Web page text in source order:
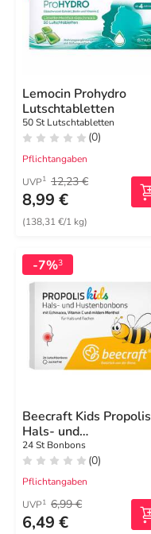
Lemocin Prohydro
Lutschtabletten
50 St Lutschtabletten
(0)
Pflichtangaben
UVP1 12,23 €
8,99 €
(138,31 €/1 kg)
-7%3
Beecraft Kids Propolis
Hals- und
Hustenbonbons
24 St Bonbons
(0)
Pflichtangaben
UVP1 6,99 €
6,49 €